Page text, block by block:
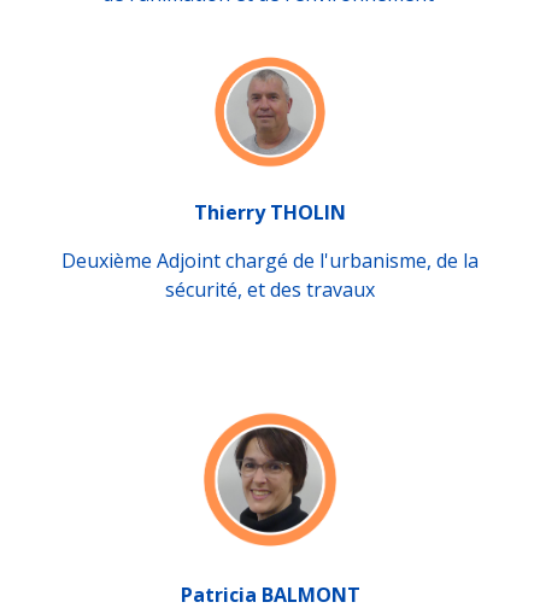
Thierry THOLIN
Deuxième Adjoint chargé de l'urbanisme, de la
sécurité, et des travaux
Patricia BALMONT